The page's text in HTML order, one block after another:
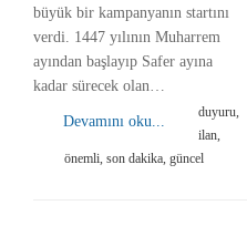
büyük bir kampanyanın startını
verdi. 1447 yılının Muharrem
ayından başlayıp Safer ayına
kadar sürecek olan…
Devamını oku...
duyuru,
ilan,
önemli, son dakika, güncel